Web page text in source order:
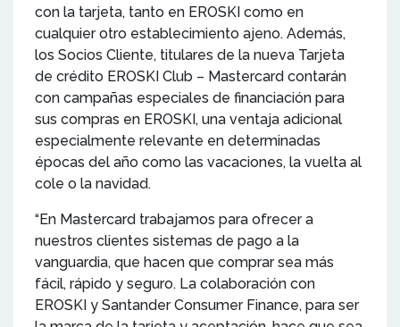
con la tarjeta, tanto en EROSKI como en
cualquier otro establecimiento ajeno. Además,
los Socios Cliente, titulares de la nueva Tarjeta
de crédito EROSKI Club – Mastercard contarán
con campañas especiales de financiación para
sus compras en EROSKI, una ventaja adicional
especialmente relevante en determinadas
épocas del año como las vacaciones, la vuelta al
cole o la navidad.
“En Mastercard trabajamos para ofrecer a
nuestros clientes sistemas de pago a la
vanguardia, que hacen que comprar sea más
fácil, rápido y seguro. La colaboración con
EROSKI y Santander Consumer Finance, para ser